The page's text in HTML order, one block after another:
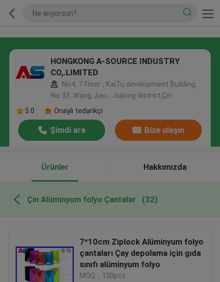
HONGKONG A-SOURCE INDUSTRY
CO,.LIMITED
No4, 7 Floor , KaiTu development Building,
No 33 ,Wang Jiao , Jiulong district,Çin
5.0
Onaylı tedarikçi
Şimdi ara Bize ulaşın
Ürünler Hakkımızda
Çin Alüminyum folyo Çantalar (32)
7*10cm Ziplock Alüminyum folyo
çantaları Çay depolama için gıda
sınıfı alüminyum folyo
MOQ：100pcs